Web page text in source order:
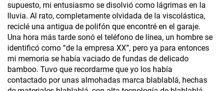
supuesto, mi entusiasmo se disolvió como lágrimas en la
lluvia. Al rato, completamente olvidada de la viscolástica,
reciclé una antigua de polifón que encontré en el garaje.
Una hora más tarde sonó el teléfono de línea, un hombre se
identificó como “de la empresa XX”, pero ya para entonces
mi memoria se había vaciado de fundas de delicado
bamboo. Tuvo que recordarme que yo los había
contactado por unas almohadas marca blablablá, hechas